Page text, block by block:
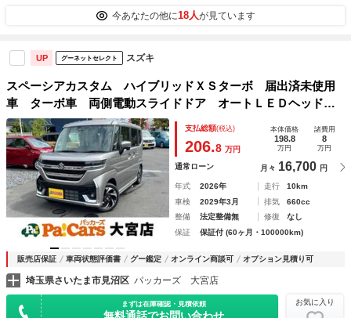
今あなたの他に18人が見ています
UP グーネットセレクト スズキ
スペーシアカスタム ハイブリッドＸＳターボ 届出済未使用
車 ターボ車 両側電動スライドドア オートＬＥＤヘッドラ
イト クルーズコントロール 電動パーキングブレーキ ブレ
ーキホールド スマートキー シートヒーター ベンチシー
ト 後席オットマン
支払総額(税込)
206.8 万円
本体価格
198.8
万円
諸費用
8
万円
通常ローン 月々 16,700 円
年式 2026年 走行
10km
車検
2029年3月 排気
660cc
整備
法定整備無 修復
なし
保証
保証付 (60ヶ月・100000km)
販売店保証 車両状態評価書 グー鑑定 オンライン商談可 オプション見積り可
埼玉県さいたま市見沼区 パッカーズ 大宮店
まずは在庫確認・見積依頼
無料通話でお問い合わせ
お気に入り